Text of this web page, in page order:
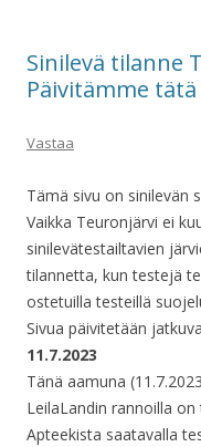
Sinilevä tilanne
Päivitämme
Vastaa
Tämä sivu on sinilevän
Vaikka Teuronjärvi ei
sinilevätestailtavien
tilannetta, kun testejä
ostetuilla testeillä
Sivua päivitetään
11.7.2023
Tänä aamuna
LeilaLandin rannoilla
Apteekista saatavalla